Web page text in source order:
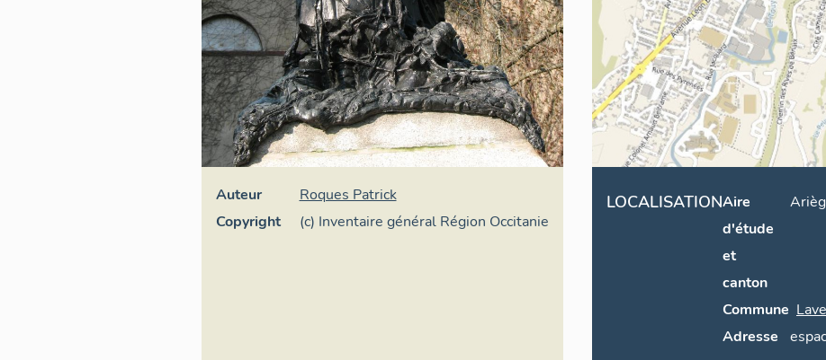
Auteur
Roques Patrick
Copyright
(c) Inventaire général Région Occitanie
LOCALISATIONAire
d'étude
et
canton
Commune
Adresse